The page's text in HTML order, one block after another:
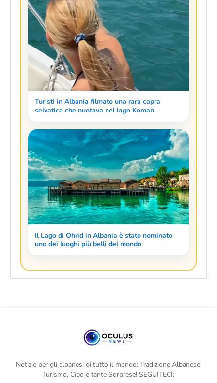
Turisti in Albania filmato una rara capra
selvatica che nuotava nel lago Koman
Il Lago di Ohrid in Albania è stato nominato
uno dei luoghi più belli del mondo
Notizie per gli albanesi di tutto il mondo: Tradizione Albanese,
Turismo, Cibo e tante Sorprese! SEGUITECI: